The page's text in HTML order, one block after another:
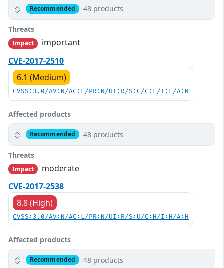
Recommended 48 products
Threats
Impact
important
CVE-2017-2510
6.1 (Medium)
CVSS:3.0/AV:N/AC:L/PR:N/UI:R/S:C/C:L/I:L/A:N
Affected products
Recommended 48 products
Threats
Impact
moderate
CVE-2017-2538
8.8 (High)
CVSS:3.0/AV:N/AC:L/PR:N/UI:R/S:U/C:H/I:H/A:H
Affected products
Recommended 48 products